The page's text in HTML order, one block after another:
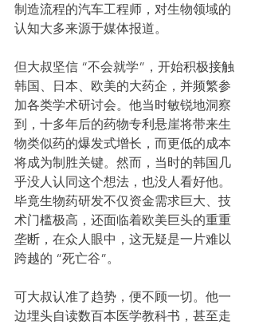
制造流程的汽车工程师，对生物领域的
认知大多来源于媒体报道。
但大叔坚信 “不会就学”，开始积极接触
韩国、日本、欧美的大药企，并频繁参
加各类学术研讨会。他当时敏锐地洞察
到，十多年后的药物专利悬崖将带来生
物类似药的爆发式增长，而更低的成本
将成为制胜关键。然而，当时的韩国几
乎没人认同这个想法，也没人看好他。
毕竟生物药研发不仅资金需求巨大、技
术门槛极高，还面临着欧美巨头的重重
垄断，在众人眼中，这无疑是一片难以
跨越的 “死亡谷”。
可大叔认准了趋势，便不顾一切。他一
边埋头自读数百本医学教科书，甚至走